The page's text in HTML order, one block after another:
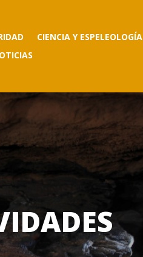
CIENCIA Y ESPELEOLOGÍA